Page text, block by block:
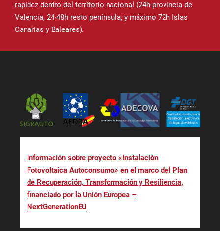
rapidez dentro del territorio nacional (24h provincia de
Valencia, 24-48h resto península, y máximo 72h Islas
Canarias y Baleares).
Información sobre proyecto «Instalación
Fotovoltaica Autoconsumo» en el marco del Plan
de Recuperación, Transformación y Resiliencia,
financiado por la Unión Europea –
NextGenerationEU